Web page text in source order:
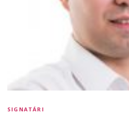
SIGNATÁRI